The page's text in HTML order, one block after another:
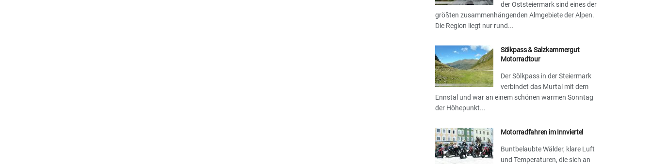
der Oststeiermark sind eines der
größten zusammenhängenden Almgebiete der Alpen.
Die Region liegt nur rund...
Sölkpass & Salzkammergut
Motorradtour
Der Sölkpass in der Steiermark
verbindet das Murtal mit dem
Ennstal und war an einem schönen warmen Sonntag
der Höhepunkt...
Motorradfahren im Innviertel
Buntbelaubte Wälder, klare Luft
und Temperaturen, die sich an